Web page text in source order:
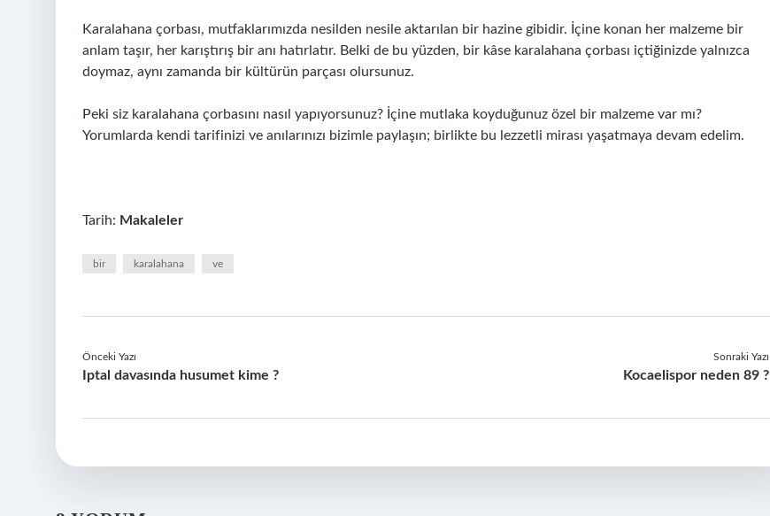
Karalahana çorbası, mutfaklarımızda nesilden nesile aktarılan bir hazine gibidir. İçine konan her malzeme bir
anlam taşır, her karıştırış bir anı hatırlatır. Belki de bu yüzden, bir kâse karalahana çorbası içtiğinizde yalnızca
doymaz, aynı zamanda bir kültürün parçası olursunuz.
Peki siz karalahana çorbasını nasıl yapıyorsunuz? İçine mutlaka koyduğunuz özel bir malzeme var mı?
Yorumlarda kendi tarifinizi ve anılarınızı bizimle paylaşın; birlikte bu lezzetli mirası yaşatmaya devam edelim.
Tarih: Makaleler
bir karalahana ve
Önceki Yazı
Iptal davasında husumet kime ?
Sonraki Yazı
Kocaelispor neden 89 ?